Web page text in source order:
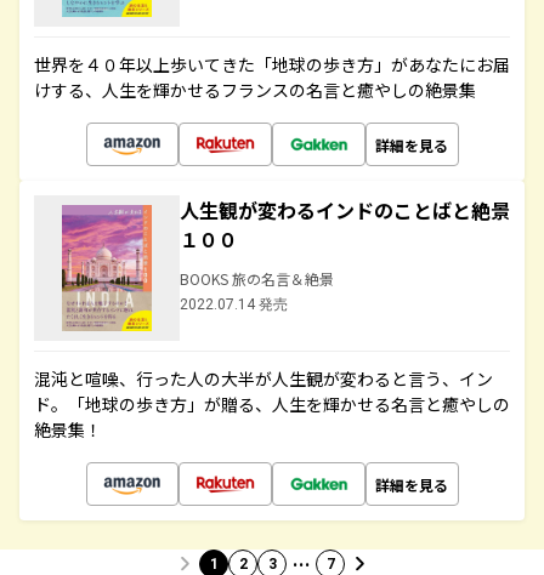
世界を４０年以上歩いてきた「地球の歩き方」があなたにお届
けする、人生を輝かせるフランスの名言と癒やしの絶景集
詳細を見る
人生観が変わるインドのことばと絶景
１００
BOOKS 旅の名言＆絶景
2022.07.14 発売
混沌と喧噪、行った人の大半が人生観が変わると言う、イン
ド。「地球の歩き方」が贈る、人生を輝かせる名言と癒やしの
絶景集！
詳細を見る
1 2 3 … 7